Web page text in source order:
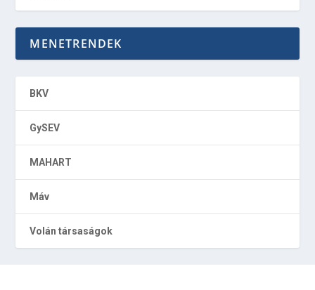
MENETRENDEK
BKV
GySEV
MAHART
Máv
Volán társaságok